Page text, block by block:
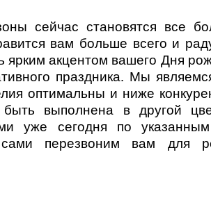
сейчас становятся все
вам больше всего и
акцентом вашего Дня
праздника. Мы
оптимальны и ниже
выполнена в другой
уже сегодня по
перезвоним вам для